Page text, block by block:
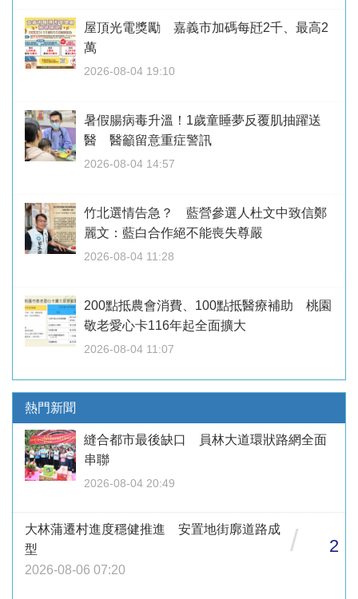
屋頂光電獎勵 嘉義市加碼每瓩2千、最高2
萬
2026-08-04 19:10
暑假腸病毒升溫！1歲童睡夢反覆肌抽躍送
醫 醫籲留意重症警訊
2026-08-04 14:57
竹北選情告急？ 藍營參選人杜文中致信鄭
麗文：藍白合作絕不能喪失尊嚴
2026-08-04 11:28
200點抵農會消費、100點抵醫療補助 桃園
敬老愛心卡116年起全面擴大
2026-08-04 11:07
熱門新聞
縫合都市最後缺口 員林大道環狀路網全面
串聯
2026-08-04 20:49
大林蒲遷村進度穩健推進 安置地街廓道路成
型
2026-08-06 07:20
/ 2